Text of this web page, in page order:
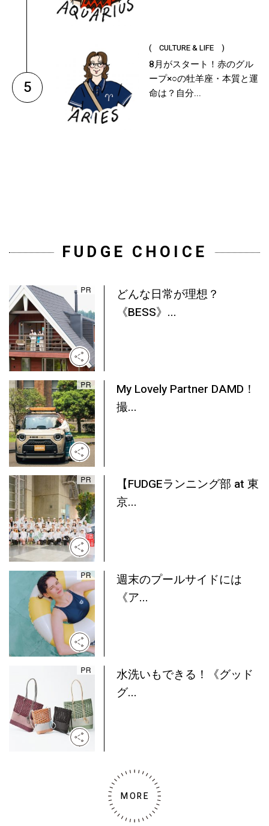
5
( CULTURE & LIFE )
8月がスタート！赤のグル
ープ×○の牡羊座・本質と運
命は？自分...
FUDGE CHOICE
どんな日常が理想？
《BESS》...
My Lovely Partner DAMD！
撮...
【FUDGEランニング部 at 東
京...
週末のプールサイドには
《ア...
水洗いもできる！《グッド
グ...
MORE